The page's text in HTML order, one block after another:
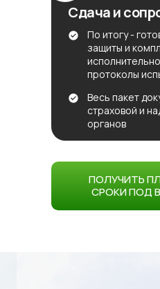
ПОЛУЧИТЬ
СРОКИ ПОД
Сдача и
Весь пакет
страховой и
органов​
По итогу -
защиты и
протоколы